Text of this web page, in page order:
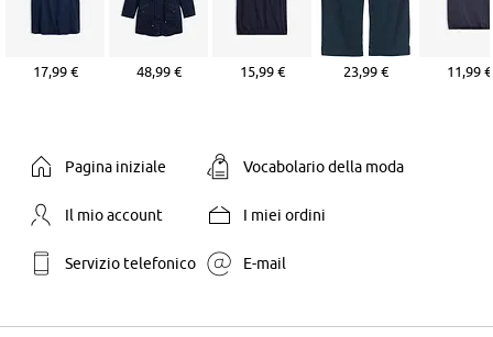
17,99 € 48,99 € 15,99 € 23,99 € 11,99 €
Pagina iniziale Vocabolario della moda
Il mio account I miei ordini
Servizio telefonico E-mail